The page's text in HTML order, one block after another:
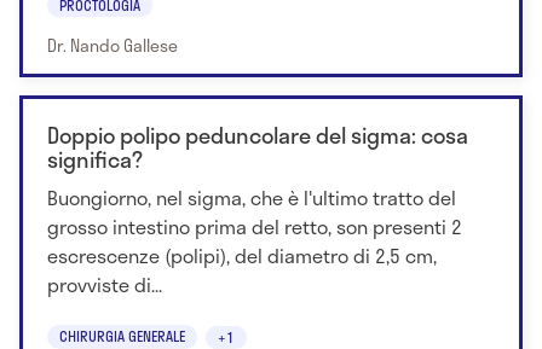
PROCTOLOGIA
Dr. Nando Gallese
Doppio polipo peduncolare del sigma: cosa
significa?
Buongiorno, nel sigma, che è l'ultimo tratto del
grosso intestino prima del retto, son presenti 2
escrescenze (polipi), del diametro di 2,5 cm,
provviste di...
CHIRURGIA GENERALE +1